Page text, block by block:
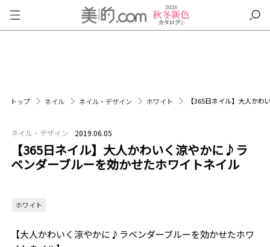
トップ ネイル ネイル・デザイン ホワイト 【365日ネイル】大人か
ネイル・デザイン 2019.06.05
【365日ネイル】大人かわいく涼やかに♪ラ
ベンダーブルーを効かせたホワイトネイル
ホワイト
【大人かわいく涼やかに♪ラベンダーブルーを効かせたホワ